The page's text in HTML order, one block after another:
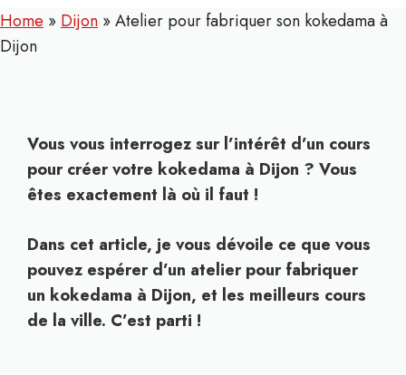
Home » Dijon »Atelier pour fabriquer son kokedama à
Dijon
Vous vous interrogez sur l’intérêt d’un cours
pour créer votre kokedama à Dijon ? Vous
êtes exactement là où il faut !
Dans cet article, je vous dévoile ce que vous
pouvez espérer d’un atelier pour fabriquer
un kokedama à Dijon, et les meilleurs cours
de la ville. C’est parti !